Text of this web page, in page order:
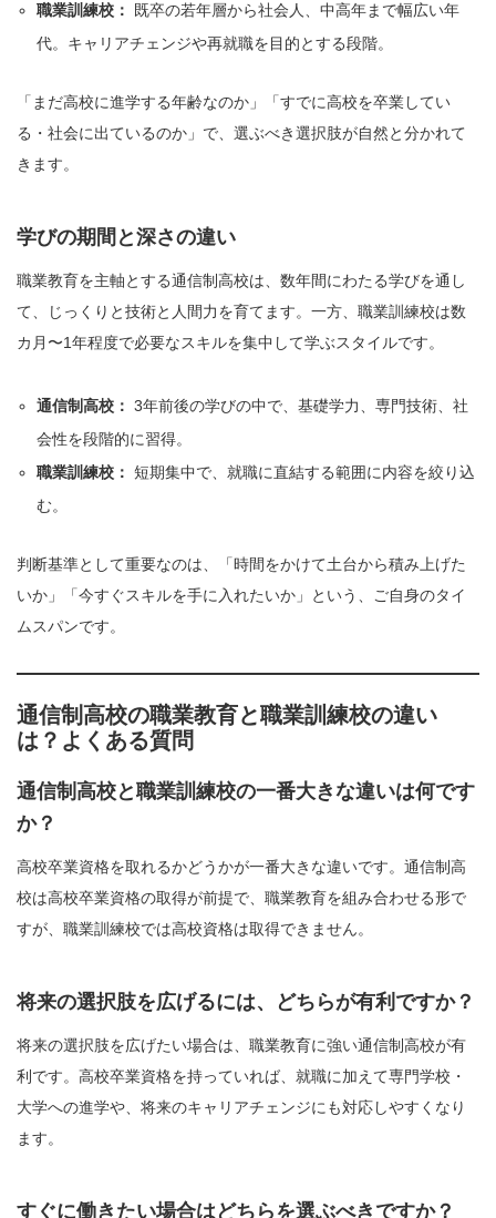
職業訓練校：
既卒の若年層から社会人、中高年まで幅広い年
代。キャリアチェンジや再就職を目的とする段階。
「まだ高校に進学する年齢なのか」「すでに高校を卒業してい
る・社会に出ているのか」で、選ぶべき選択肢が自然と分かれて
きます。
学びの期間と深さの違い
職業教育を主軸とする通信制高校は、数年間にわたる学びを通し
て、じっくりと技術と人間力を育てます。一方、職業訓練校は数
カ月〜1年程度で必要なスキルを集中して学ぶスタイルです。
通信制高校： 3年前後の学びの中で、基礎学力、専門技術、社
会性を段階的に習得。
職業訓練校： 短期集中で、就職に直結する範囲に内容を絞り込
む。
判断基準として重要なのは、「時間をかけて土台から積み上げた
いか」「今すぐスキルを手に入れたいか」という、ご自身のタイ
ムスパンです。
通信制高校の職業教育と職業訓練校の違い
は？よくある質問
通信制高校と職業訓練校の一番大きな違いは何です
か？
高校卒業資格を取れるかどうかが一番大きな違いです。通信制高
校は高校卒業資格の取得が前提で、職業教育を組み合わせる形で
すが、職業訓練校では高校資格は取得できません。
将来の選択肢を広げるには、どちらが有利ですか？
将来の選択肢を広げたい場合は、職業教育に強い通信制高校が有
利です。高校卒業資格を持っていれば、就職に加えて専門学校・
大学への進学や、将来のキャリアチェンジにも対応しやすくなり
ます。
すぐに働きたい場合はどちらを選ぶべきですか？